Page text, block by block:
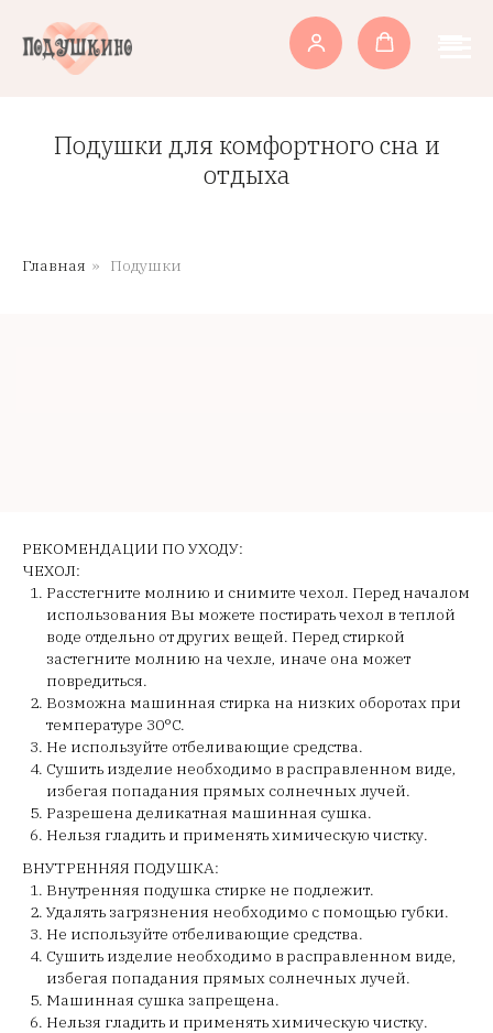
Подушки для комфортного сна и
отдыха
Главная » Подушки
РЕКОМЕНДАЦИИ ПО УХОДУ:
ЧЕХОЛ:
Расстегните молнию и снимите чехол. Перед началом
использования Вы можете постирать чехол в теплой
воде отдельно от других вещей. Перед стиркой
застегните молнию на чехле, иначе она может
повредиться.
Возможна машинная стирка на низких оборотах при
температуре 30°C.
Не используйте отбеливающие средства.
Сушить изделие необходимо в расправленном виде,
избегая попадания прямых солнечных лучей.
Разрешена деликатная машинная сушка.
Нельзя гладить и применять химическую чистку.
ВНУТРЕННЯЯ ПОДУШКА:
Внутренняя подушка стирке не подлежит.
Удалять загрязнения необходимо с помощью губки.
Не используйте отбеливающие средства.
Сушить изделие необходимо в расправленном виде,
избегая попадания прямых солнечных лучей.
Машинная сушка запрещена.
Нельзя гладить и применять химическую чистку.